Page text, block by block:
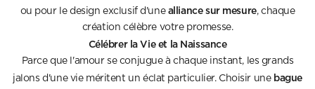
ou pour le design exclusif d'une alliance sur mesure, chaque
création célèbre votre promesse.
Célébrer la Vie et la Naissance
Parce que l'amour se conjugue à chaque instant, les grands
jalons d'une vie méritent un éclat particulier. Choisir une bague